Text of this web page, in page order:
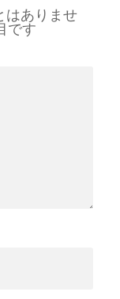
はありませ
です